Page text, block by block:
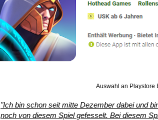
Auswahl an Playstore
"Ich bin schon seit mitte Dezember dabei und
noch von diesem Spiel gefesselt. Bei diesem